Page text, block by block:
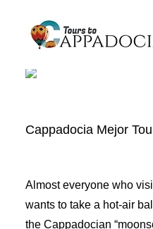
Tours de
Cappadocia Mejor
Almost everyone who
wants to take a hot-air
the Cappadocian